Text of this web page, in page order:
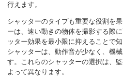
行えます。
シャッターのタイプも重要な役割を
ーは、速い動きの物体を撮影する際
ッター効果を最小限に抑えることで
シャッターは、動作音が少なく、機
す。これらのシャッターの選択は、
よって異なります。